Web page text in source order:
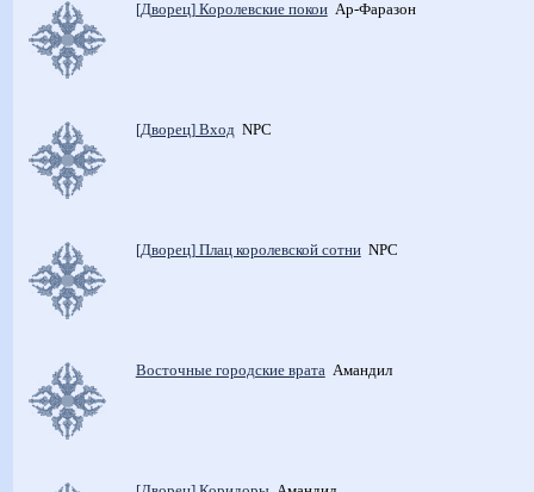
[Дворец] Королевские покои Ар-Фаразон
[Дворец] Вход NPC
[Дворец] Плац королевской сотни NPC
Восточные городские врата Амандил